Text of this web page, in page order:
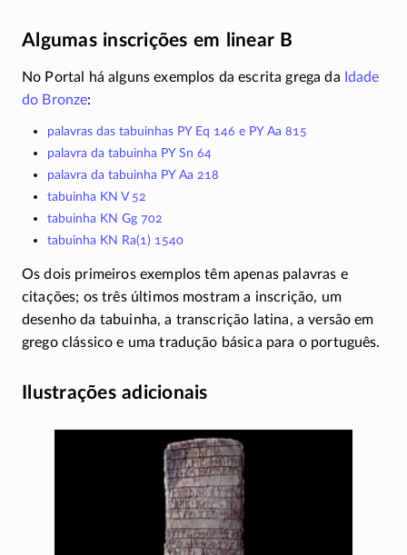
Algumas inscrições em linear B
No Portal há alguns exemplos da escrita grega da Idade
do Bronze:
palavras das tabuinhas PY Eq 146 e PY Aa 815
palavra da tabuinha PY Sn 64
palavra da tabuinha PY Aa 218
tabuinha KN V 52
tabuinha KN Gg 702
tabuinha KN Ra(1) 1540
Os dois primeiros exemplos têm apenas palavras e
citações; os três últimos mostram a inscrição, um
desenho da tabuinha, a transcrição latina, a versão em
grego clássico e uma tradução básica para o português.
Ilustrações adicionais